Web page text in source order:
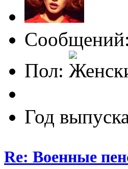
Пол:
Год
Re: Военные